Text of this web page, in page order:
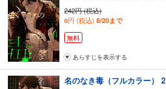
242円 (税込)
0円 (税込) 8/20まで
無料
あらすじを表示する
名のなき毒（フルカラー） 2